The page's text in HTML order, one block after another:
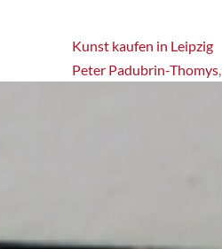
Kunst kaufen in Leipzig
Peter Padubrin-Thomys,